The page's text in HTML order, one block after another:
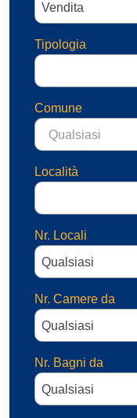
Vendita
Tipologia
Comune
Qualsiasi
Località
Nr. Locali
Qualsiasi
Nr. Camere da
Qualsiasi
Nr. Bagni da
Qualsiasi